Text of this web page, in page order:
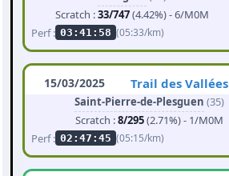
Scratch :33/747(4.42%) - 6/M0M
Perf : 03:41:58 (05:33/km)
15/03/2025 Trail des Vallées
Saint-Pierre-de-Plesguen (35)
Scratch :8/295(2.71%) - 1/M0M
Perf : 02:47:45 (05:15/km)